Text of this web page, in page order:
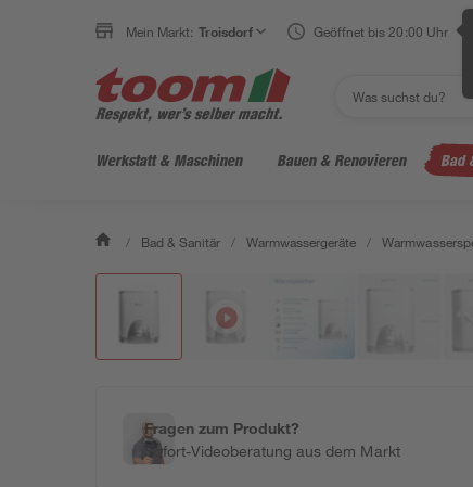
Mein Markt: Troisdorf Geöffnet bis 20:00 Uhr
Werkstatt & Maschinen Bauen & Renovieren Bad
/ Bad & Sanitär / Warmwassergeräte /
Fragen zum Produkt?
Sofort-Videoberatung aus dem Markt